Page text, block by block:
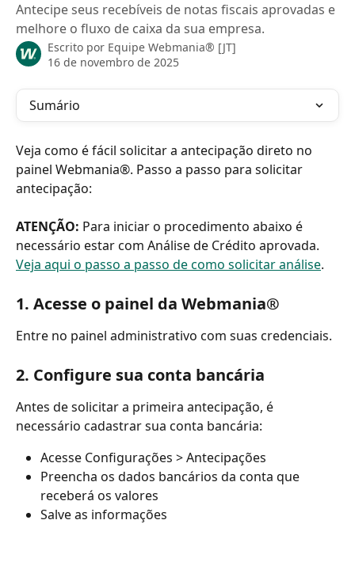
Antecipe seus recebíveis de notas fiscais aprovadas e
melhore o fluxo de caixa da sua empresa.
Escrito por Equipe Webmania® [JT]
16 de novembro de 2025
Sumário
Veja como é fácil solicitar a antecipação direto no
painel Webmania®. Passo a passo para solicitar
antecipação:
ATENÇÃO: Para iniciar o procedimento abaixo é
necessário estar com Análise de Crédito aprovada.
Veja aqui o passo a passo de como solicitar análise.
1. Acesse o painel da Webmania®
Entre no painel administrativo com suas credenciais.
2. Configure sua conta bancária
Antes de solicitar a primeira antecipação, é
necessário cadastrar sua conta bancária:
Acesse Configurações > Antecipações
Preencha os dados bancários da conta que
receberá os valores
Salve as informações